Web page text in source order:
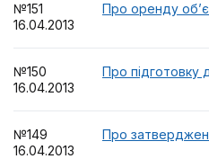
№151
16.04.2013
Про оренду
№150
16.04.2013
Про підготовку
№149
16.04.2013
Про